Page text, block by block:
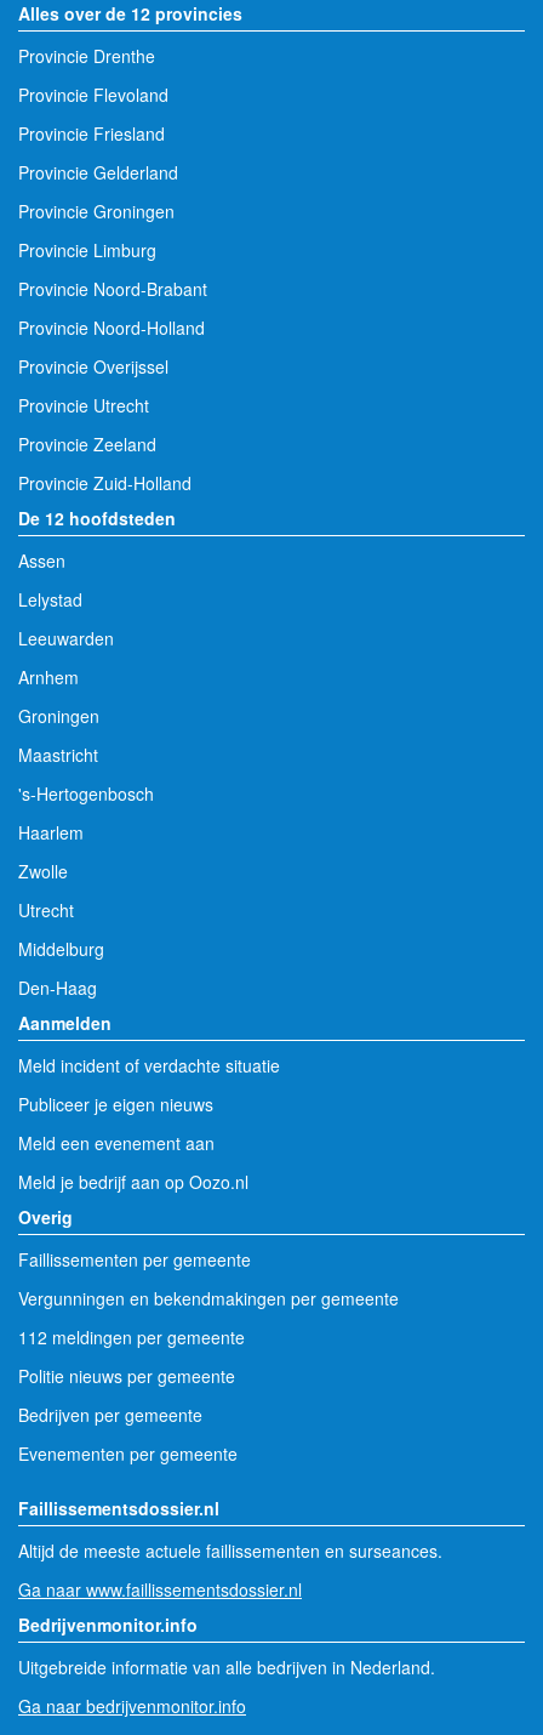
Alles over de 12 provincies
Provincie Drenthe
Provincie Flevoland
Provincie Friesland
Provincie Gelderland
Provincie Groningen
Provincie Limburg
Provincie Noord-Brabant
Provincie Noord-Holland
Provincie Overijssel
Provincie Utrecht
Provincie Zeeland
Provincie Zuid-Holland
De 12 hoofdsteden
Assen
Lelystad
Leeuwarden
Arnhem
Groningen
Maastricht
's-Hertogenbosch
Haarlem
Zwolle
Utrecht
Middelburg
Den-Haag
Aanmelden
Meld incident of verdachte situatie
Publiceer je eigen nieuws
Meld een evenement aan
Meld je bedrijf aan op Oozo.nl
Overig
Faillissementen per gemeente
Vergunningen en bekendmakingen per gemeente
112 meldingen per gemeente
Politie nieuws per gemeente
Bedrijven per gemeente
Evenementen per gemeente
Faillissementsdossier.nl
Altijd de meeste actuele faillissementen en surseances.
Ga naar www.faillissementsdossier.nl
Bedrijvenmonitor.info
Uitgebreide informatie van alle bedrijven in Nederland.
Ga naar bedrijvenmonitor.info